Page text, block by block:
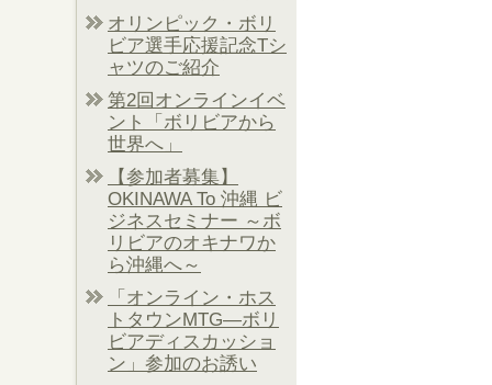
オリンピック・ボリ
ビア選手応援記念Tシ
ャツのご紹介
第2回オンラインイベ
ント「ボリビアから
世界へ」
【参加者募集】
OKINAWA To 沖縄 ビ
ジネスセミナー ～ボ
リビアのオキナワか
ら沖縄へ～
「オンライン・ホス
トタウンMTG―ボリ
ビアディスカッショ
ン」参加のお誘い